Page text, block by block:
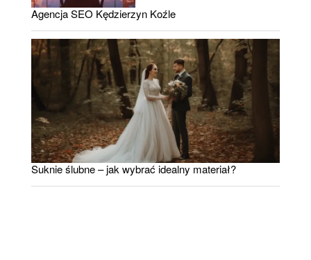
Agencja SEO Kędzierzyn Koźle
Suknie ślubne – jak wybrać idealny materiał?